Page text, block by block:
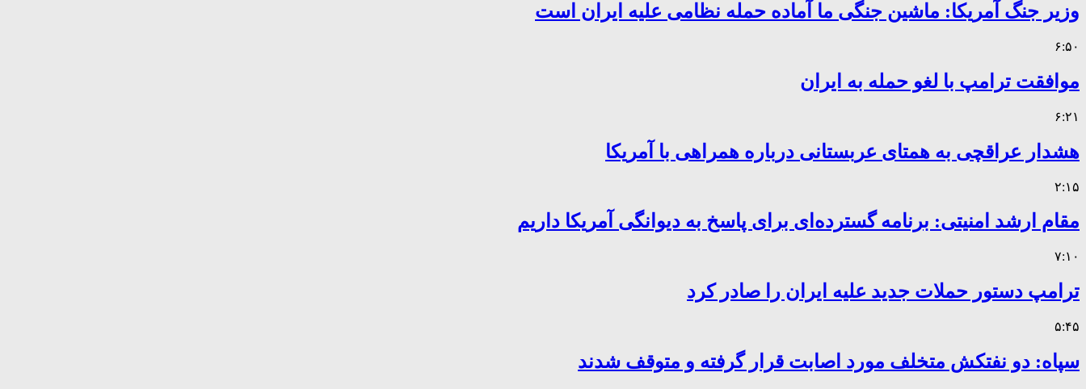
وزیر جنگ آمریکا: ماشین جنگی ما آماده حمله نظامی علیه ایران است
۶:۵۰
موافقت ترامپ با لغو حمله به ایران
۶:۲۱
هشدار عراقچی به همتای عربستانی درباره همراهی با آمریکا
۲:۱۵
مقام ارشد امنیتی: برنامه گسترده‌ای برای پاسخ به دیوانگی آمریکا داریم
۷:۱۰
ترامپ دستور حملات جدید علیه ایران را صادر کرد
۵:۴۵
سپاه: دو نفتکش متخلف مورد اصابت قرار گرفته و متوقف شدند